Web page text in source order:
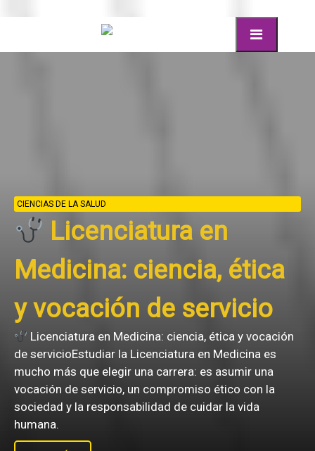
en
ciencia, ética
de servicio
Medicina: ciencia, ética y vocación
la Licenciatura en Medicina es
elegir una carrera: es asumir una
un compromiso ético con la
de cuidar la vida